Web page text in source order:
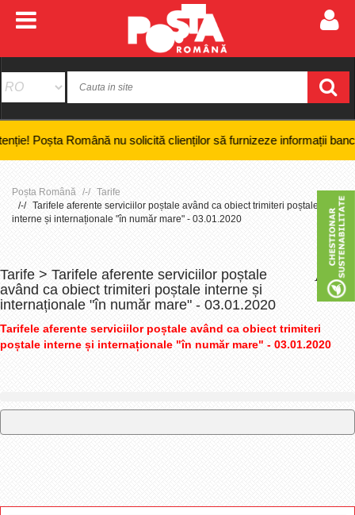
Română nu solicită clienților să furnizeze informații bancare
Poșta Română
Tarife
Tarifele aferente serviciilor poștale având ca obiect trimiteri poștale
interne și internaționale "în număr mare" - 03.01.2020
Tarife > Tarifele aferente serviciilor poștale
având ca obiect trimiteri poștale interne și
internaționale "în număr mare" - 03.01.2020
Tarifele aferente serviciilor poștale având ca obiect trimiteri
poștale interne și internaționale "în număr mare" - 03.01.2020